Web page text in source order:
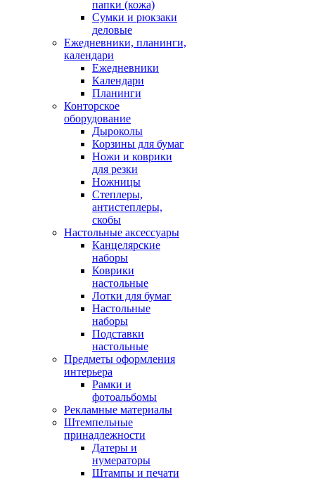
папки (кожа)
Сумки и рюкзаки
деловые
Ежедневники, планинги,
календари
Ежедневники
Календари
Планинги
Конторское
оборудование
Дыроколы
Корзины для бумаг
Ножи и коврики
для резки
Ножницы
Степлеры,
антистеплеры,
скобы
Настольные аксессуары
Канцелярские
наборы
Коврики
настольные
Лотки для бумаг
Настольные
наборы
Подставки
настольные
Предметы оформления
интерьера
Рамки и
фотоальбомы
Рекламные материалы
Штемпельные
принадлежности
Датеры и
нумераторы
Штампы и печати